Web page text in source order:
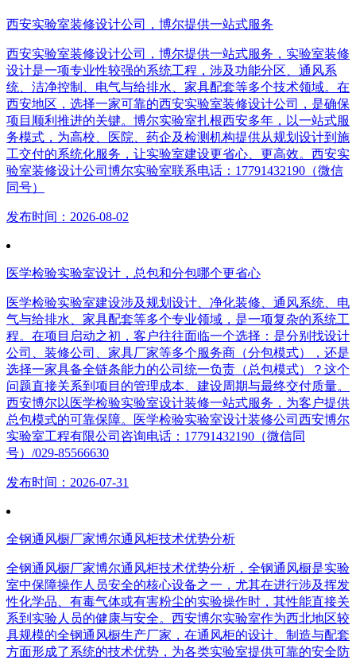
西安实验室装修设计公司，博尔提供一站式服务
西安实验室装修设计公司，博尔提供一站式服务，实验室装修
设计是一项专业性较强的系统工程，涉及功能分区、通风系
统、洁净控制、电气与给排水、家具配套等多个技术领域。在
西安地区，选择一家可靠的西安实验室装修设计公司，是确保
项目顺利推进的关键。博尔实验室扎根西安多年，以一站式服
务模式，为高校、医院、药企及检测机构提供从规划设计到施
工交付的系统化服务，让实验室建设更省心、更高效。西安实
验室装修设计公司博尔实验室联系电话：17791432190（微信
同号）
发布时间：2026-08-02
医学检验实验室设计，总包和分包哪个更省心
医学检验实验室建设涉及规划设计、净化装修、通风系统、电
气与给排水、家具配套等多个专业领域，是一项复杂的系统工
程。在项目启动之初，客户往往面临一个选择：是分别找设计
公司、装修公司、家具厂家等多个服务商（分包模式），还是
选择一家具备全链条能力的公司统一负责（总包模式）？这个
问题直接关系到项目的管理成本、建设周期与最终交付质量。
西安博尔以医学检验实验室设计装修一站式服务，为客户提供
总包模式的可靠保障。医学检验实验室设计装修公司西安博尔
实验室工程有限公司咨询电话：17791432190（微信同
号）/029-85566630
发布时间：2026-07-31
全钢通风橱厂家博尔通风柜技术优势分析
全钢通风橱厂家博尔通风柜技术优势分析，全钢通风橱是实验
室中保障操作人员安全的核心设备之一，尤其在进行涉及挥发
性化学品、有毒气体或有害粉尘的实验操作时，其性能直接关
系到实验人员的健康与安全。西安博尔实验室作为西北地区较
具规模的全钢通风橱生产厂家，在通风柜的设计、制造与配套
方面形成了系统的技术优势，为各类实验室提供可靠的安全防